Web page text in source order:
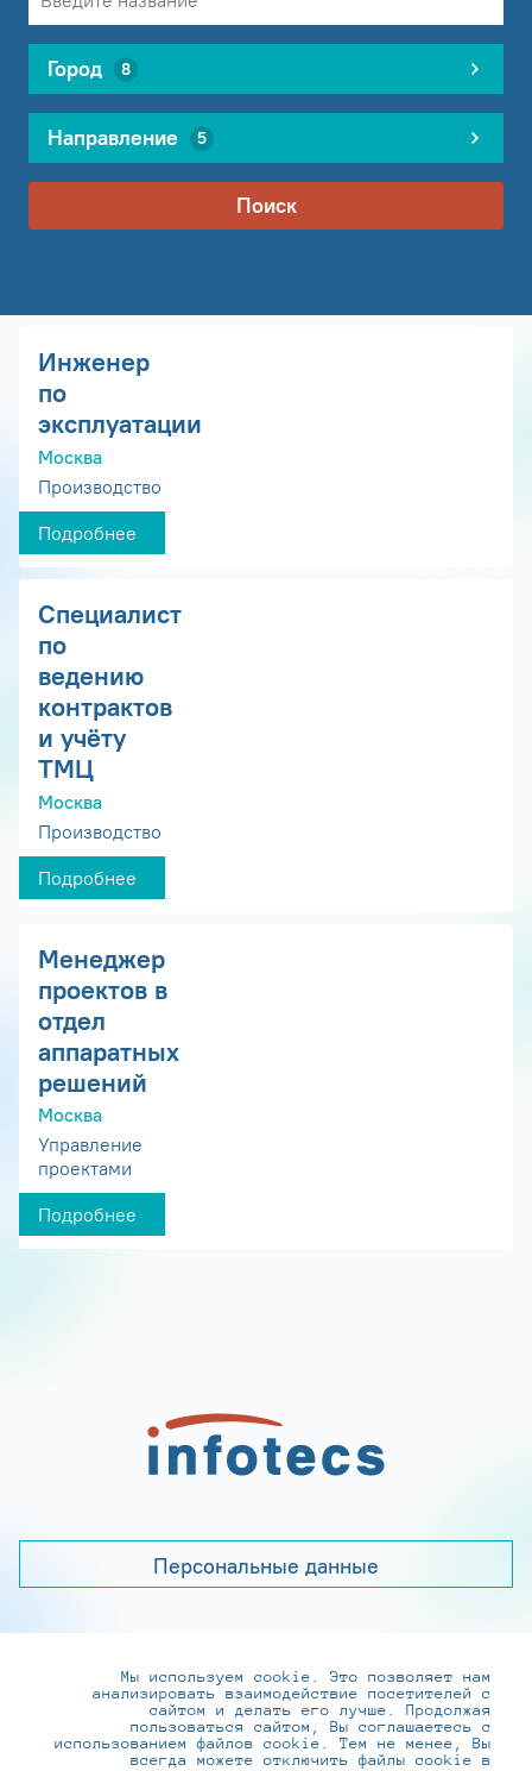
Город 8
Направление 5
Поиск
Инженер
по
эксплуатации
Москва
Производство
Подробнее
Специалист
по
ведению
контрактов
и учёту
ТМЦ
Москва
Производство
Подробнее
Менеджер
проектов в
отдел
аппаратных
решений
Москва
Управление
проектами
Подробнее
Персональные данные
+7 (495) 737-6192, 8-800-250-0-260
practice@infotecs.ru,hr@infotecs.ru
127273, г. Москва, Отрадная ул., 2Б строение 1
Мы используем cookie. Это позволяет нам
анализировать взаимодействие посетителей с
сайтом и делать его лучше. Продолжая
пользоваться сайтом, Вы соглашаетесь с
использованием файлов cookie. Тем не менее, Вы
всегда можете отключить файлы cookie в